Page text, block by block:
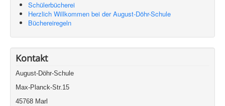
Schülerbücherei
Herzlich Willkommen bei der August-Döhr-Schule
Büchereiregeln
Kontakt
August-Döhr-Schule
Max-Planck-Str.15
45768 Marl